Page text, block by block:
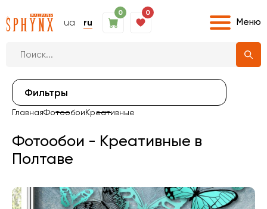
ua ru
0 0
Меню
Фильтры
ГлавнаяФотообоиКреативные
Фотообои - Креативные в
Полтаве